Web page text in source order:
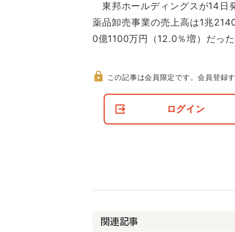
東邦ホールディングスが14日
薬品卸売事業の売上高は1兆
0億1100万円（12.0％増）だっ
て
この記事は会員限定です。会員登録
ログイン
関連記事